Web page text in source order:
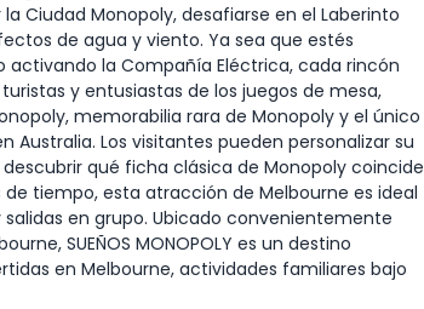
Ciudad Monopoly, desafiarse en el Laberinto
de agua y viento. Ya sea que estés
activando la Compañía Eléctrica, cada rincón
y entusiastas de los juegos de mesa,
memorabilia rara de Monopoly y el único
Los visitantes pueden personalizar su
qué ficha clásica de Monopoly coincide
tiempo, esta atracción de Melbourne es ideal
en grupo. Ubicado convenientemente
SUEÑOS MONOPOLY es un destino
en Melbourne, actividades familiares bajo